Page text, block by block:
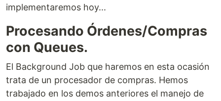
implementaremos hoy...
Procesando Órdenes/Compras
con Queues.
El Background Job que haremos en esta ocasión
trata de un procesador de compras. Hemos
trabajado en los demos anteriores el manejo de